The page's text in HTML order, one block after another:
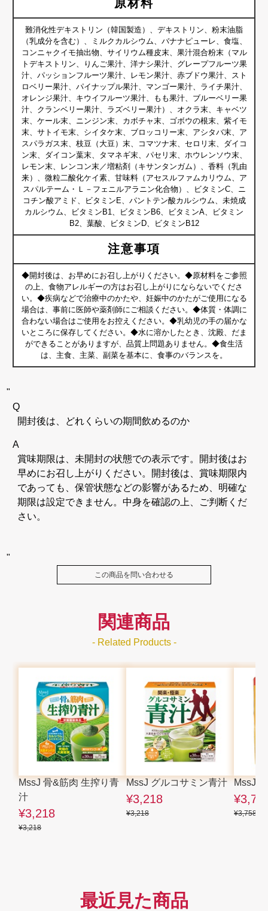
原材料
難消化性デキストリン（韓国製造）、デキストリン、粉末油脂
（乳成分を含む）、ミルクカルシウム、バナナピューレ、食塩、
コンニャクイモ抽出物、サイリウム種皮末、果汁混合粉末（マル
トデキストリン、りんご果汁、洋ナシ果汁、グレープフルーツ果
汁、パッションフルーツ果汁、レモン果汁、赤ブドウ果汁、スト
ロベリー果汁、パイナップル果汁、マンゴー果汁、ライチ果汁、
オレンジ果汁、キウイフルーツ果汁、もも果汁、ブルーベリー果
汁、クランベリー果汁、ラズベリー果汁）、オクラ末、キャベツ
末、ケール末、ニンジン末、カボチャ末、ゴボウの根末、紫イモ
末、サトイモ末、シイタケ末、ブロッコリー末、アシタバ末、ア
スパラガス末、枝豆（大豆）末、コマツナ末、セロリ末、ダイコ
ン末、ダイコン葉末、タマネギ末、パセリ末、ホウレンソウ末、
レモン末、レンコン末／増粘剤（キサンタンガム）、香料（乳由
来）、微粒二酸化ケイ素、甘味料（アセスルファムカリウム、ア
スパルテーム・Ｌ－フェニルアラニン化合物）、ビタミンC、ニ
コチン酸アミド、ビタミンE、パントテン酸カルシウム、未焼成
カルシウム、ビタミンB1、ビタミンB6、ビタミンA、ビタミン
B2、葉酸、ビタミンD、ビタミンB12
注意事項
◆開封後は、お早めにお召し上がりください。◆原材料をご参照
の上、食物アレルギーの方はお召し上がりにならないでくださ
い。◆疾病などで治療中のかたや、妊娠中のかたがご使用になる
場合は、事前に医師や薬剤師にご相談ください。◆体質・体調に
合わない場合はご使用をお控えください。◆乳幼児の手の届かな
いところに保存してください。◆水に溶かしたとき、沈殿、だま
ができることがありますが、品質上問題ありません。◆食生活
は、主食、主菜、副菜を基本に、食事のバランスを。
"
Q
開封後は、どれくらいの期間飲めるのか
A
賞味期限は、未開封の状態での表示です。開封後はお
早めにお召し上がりください。開封後は、賞味期限内
であっても、保管状態などの影響があるため、明確な
期限は設定できません。中身を確認の上、ご判断くだ
さい。
"
この商品を問い合わせる
関連商品
- Related Products -
MssJ 骨&筋肉 生搾り青
汁
¥3,218
¥3,218
MssJ グルコサミン青汁
¥3,218
¥3,218
MssJ
¥3,758
最近見た商品